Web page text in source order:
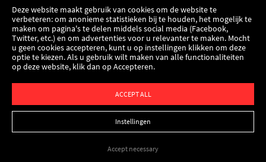
Kenbri
Deze website maakt gebruik van cookies om de website te
verbeteren: om anonieme statistieken bij te houden, het mogelijk te
maken om pagina's te delen middels social media (Facebook,
Twitter, etc.) en om advertenties voor u relevanter te maken. Mocht
u geen cookies accepteren, kunt u op instellingen klikken om deze
optie te kiezen. Als u gebruik wilt maken van alle functionaliteiten
op deze website, klik dan op Accepteren.
ACCEPT ALL
Instellingen
Accept necessary